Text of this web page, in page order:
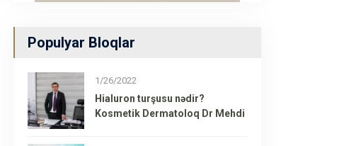
Populyar Bloqlar
1/26/2022
Hialuron turşusu nədir?
Kosmetik Dermatoloq Dr Mehdi